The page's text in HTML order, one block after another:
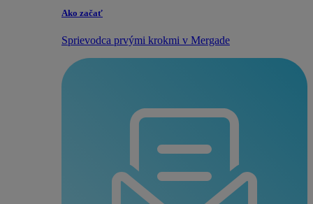
Ako začať
Sprievodca prvými krokmi v Mergade